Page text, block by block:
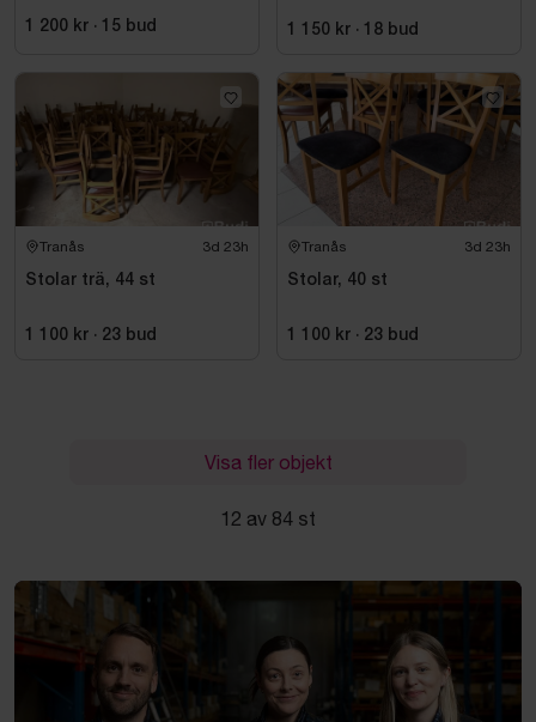
1 200 kr · 15 bud 1 150 kr · 18 bud
Tranås 3d 23h
Stolar trä, 44 st
1 100 kr · 23 bud
Tranås 3d 23h
Stolar, 40 st
1 100 kr · 23 bud
Visa fler objekt
12 av 84 st